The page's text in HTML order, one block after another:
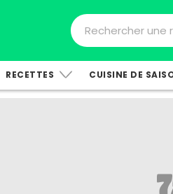
RECETTES CUISINE DE